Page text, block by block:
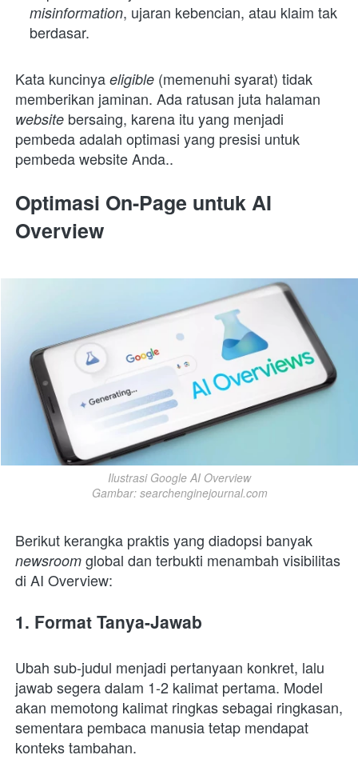
misinformation, ujaran kebencian, atau klaim tak
berdasar.
Kata kuncinya eligible (memenuhi syarat) tidak
website bersaing, karena itu yang menjadi
pembeda adalah optimasi yang presisi untuk
pembeda website Anda..
Optimasi On-Page untuk AI
Overview
Ilustrasi Google AI Overview
Gambar: searchenginejournal.com
newsroom global dan terbukti menambah visibilitas
di AI Overview:
1. Format Tanya-Jawab
Ubah sub-judul menjadi pertanyaan konkret, lalu
jawab segera dalam 1-2 kalimat pertama. Model
akan memotong kalimat ringkas sebagai ringkasan,
sementara pembaca manusia tetap mendapat
konteks tambahan.